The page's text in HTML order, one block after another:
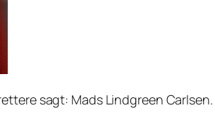
sagt: Mads Lindgreen Carlsen.